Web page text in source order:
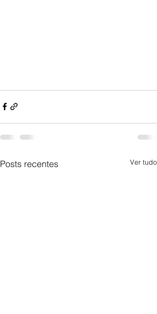
Posts recentes Ver tudo